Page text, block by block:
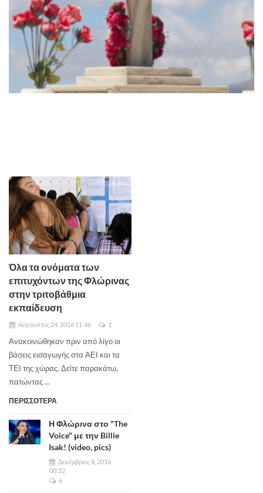
Όλα τα ονόματα των
επιτυχόντων της Φλώρινας
στην τριτοβάθμια
εκπαίδευση
Αύγουστος 24, 2016 11:46 1
Ανακοινώθηκαν πριν από λίγο οι
βάσεις εισαγωγής στα ΑΕΙ και τα
ΤΕΙ της χώρας. Δείτε παρακάτω,
πατώντας ...
ΠΕΡΙΣΣΟΤΕΡΑ
Η Φλώρινα στο "The
Voice" με την Billie
Isak! (video, pics)
Δεκέμβριος 8, 2016
00:32
6